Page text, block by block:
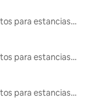
Alojamientos para estancias largas
Alojamientos para estancias largas
Alojamientos para estancias largas